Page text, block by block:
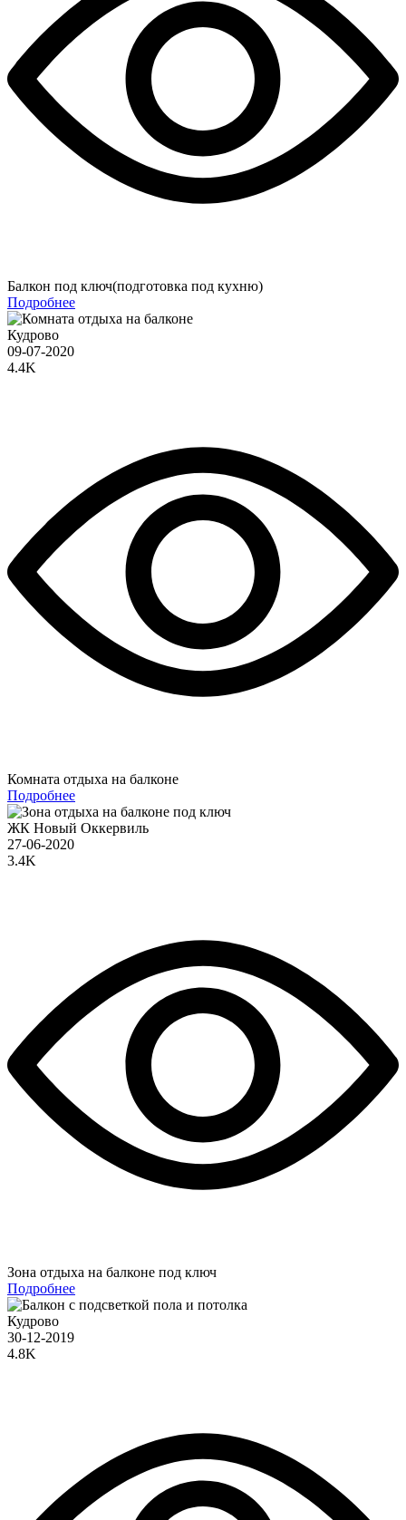
Балкон под ключ(подготовка под кухню)
Подробнее
Кудрово
09-07-2020
4.4K
Комната отдыха на балконе
Подробнее
ЖК Новый Оккервиль
27-06-2020
3.4K
Зона отдыха на балконе под ключ
Подробнее
Кудрово
30-12-2019
4.8K